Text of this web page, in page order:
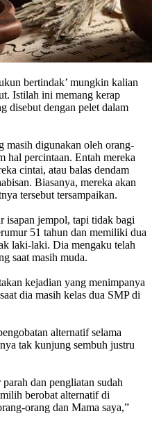
bertindak’ mungkin kalian
Istilah ini memang kerap
disebut dengan pelet dalam
masih digunakan oleh orang-
hal percintaan. Entah mereka
cintai, atau balas dendam
Biasanya, mereka akan
tersebut tersampaikan.
isapan jempol, tapi tidak bagi
51 tahun dan memiliki dua
laki-laki. Dia mengaku telah
saat masih muda.
kejadian yang menimpanya
dia masih kelas dua SMP di
alternatif selama
tak kunjung sembuh justru
dan pengliatan sudah
berobat alternatif di
orang dan Mama saya,”